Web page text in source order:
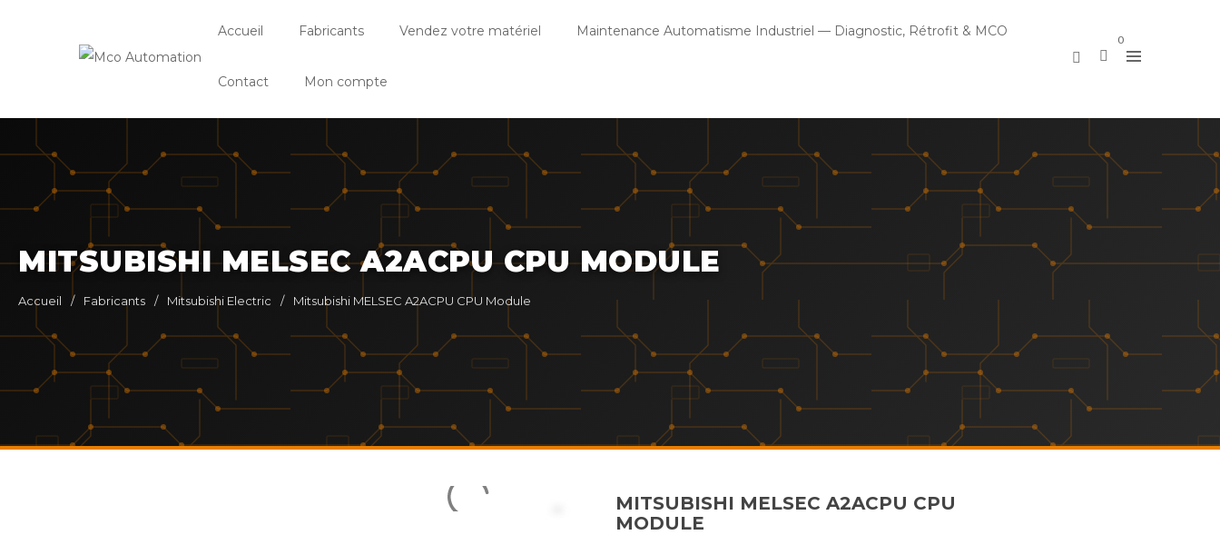
Accueil Fabricants Vendez votre matériel Maintenance Automatisme Industriel — Diagnostic, Rétrofit & MCO
Contact Mon compte
0
MITSUBISHI MELSEC A2ACPU CPU MODULE
Accueil / Fabricants / Mitsubishi Electric / Mitsubishi MELSEC A2ACPU CPU Module
MITSUBISHI MELSEC A2ACPU CPU
MODULE